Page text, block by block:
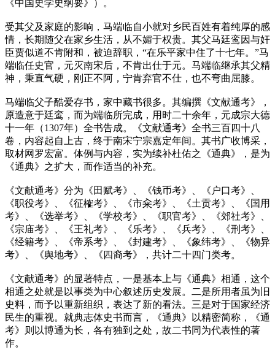
《中国史学史纲要》）。
受其父及家庭的影响，马端临自小就对乡民百姓有着纯厚的感
情，长期随父在家乡生活，从不媚于权贵。其父马廷鸾因与奸
臣贾似道不肯附和，被迫辞职，“在乐平家中住了十七年。”马
端临任史官，元灭南宋后，不肯出仕于元。马端临继承其父精
神，秉直气硬，刚正不阿，宁肯弃官不仕，也不弯曲屈膝。
马端临父子酷爱存书，家中藏书很多。其编撰《文献通考》，
原造意于廷鸾，而为端临所完成，用时二十余年，元成宗大德
十一年（1307年）全书告成。《文献通考》全书三百四十八
卷，内容起自上古，终于南宋宁宗嘉定年间。其书广收博采，
取材网罗宏富。体例与内容，实为续补杜佑之《通典》，是为
《通典》之扩大，而作适当的补充。
《文献通考》分为《田赋考》、《钱币考》、《户口考》、
《职役考》、《征榷考》、《市籴考》、《土贡考》、《国用
考》、《选举考》、《学校考》、《职官考》、《郊社考》、
《宗庙考》、《王礼考》、《乐考》、《兵考》、《刑考》、
《经籍考》、《帝系考》、《封建考》、《象纬考》、《物异
考》、《舆地考》、《四裔考》，共计二十四门类考。
《文献通考》的显著特点，一是基本上与《通典》相通，这个
相通之处就是以事类为中心叙述历史发展。二是所用者虽为旧
史料，而予以重新组织，表达了新的看法。三是对于国家经济
民生的重视。就典志体史书而言，《通典》以精密简称，《通
考》则以博通为长，各有独到之处，故二书同为代表性的著
作。